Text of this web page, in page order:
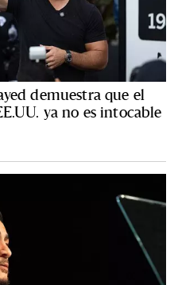
demuestra que el
ya no es intocable